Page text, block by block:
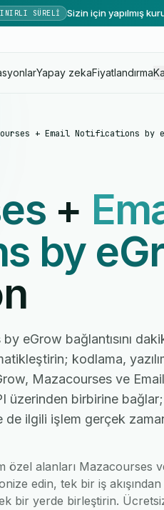
SÜRELI Sizin için yapılmış
Yapay zekaFiyatlandırma
+ Email Notifications by
+
by
eGrow bağlantısını
kodlama,
Mazacourses ve
üzerinden birbirine
ilgili işlem gerçek
özel alanları Mazacourses
edin, tek bir iş
bir yerde birleştirin.